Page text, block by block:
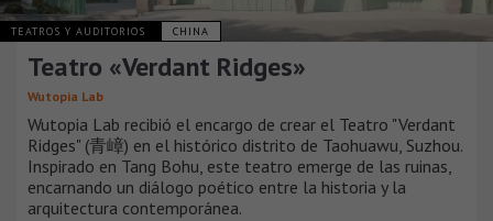
TEATROS Y AUDITORIOS CHINA
Teatro «Verdant Ridges»
Wutopia Lab
Wutopia Lab recibió el encargo de crear el Teatro "Verdant
Ridges" (青嶂) en el histórico distrito de Taohuawu, Suzhou.
Inspirado en Tang Bohu, este teatro emerge de las ruinas,
encarnando un diálogo poético entre la historia y la
arquitectura contemporánea.